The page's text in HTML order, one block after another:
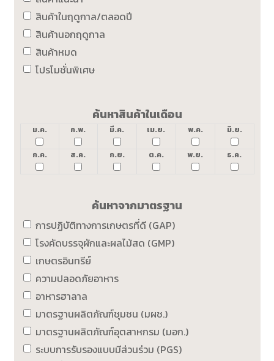
สินค้าในฤดูกาล/ตลอดปี
สินค้านอกฤดูกาล
สินค้าหมด
โปรโมชั่นพิเศษ
ค้นหาสินค้าในเดือน
ม.ค. ก.พ. มี.ค. เม.ย. พ.ค. มิ.ย.
ก.ค. ส.ค. ก.ย. ต.ค. พ.ย. ธ.ค.
ค้นหาจากมาตรฐาน
การปฏิบัติทางการเกษตรที่ดี (GAP)
โรงคัดบรรจุผักและผลไม้สด (GMP)
เกษตรอินทรีย์
ความปลอดภัยอาหาร
อาหารฮาลาล
มาตรฐานผลิตภัณฑ์ชุมชน (มผช.)
มาตรฐานผลิตภัณฑ์อุตสาหกรม (มอก.)
ระบบการรับรองแบบมีส่วนร่วม (PGS)